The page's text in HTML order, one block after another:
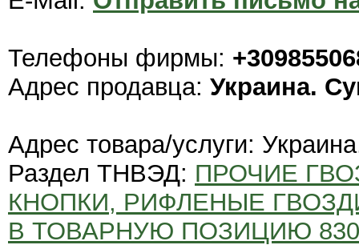
Телефоны фирмы:
Адрес продавца: Украина.
Адрес товара/услуги:
Раздел ТНВЭД: ПРОЧИЕ
КНОПКИ, РИФЛЕНЫЕ
В ТОВАРНУЮ ПОЗИЦИЮ